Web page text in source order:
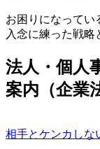
お困りになってい
入念に練った戦略
法人・個人
案内（企業
相手とケンカしな